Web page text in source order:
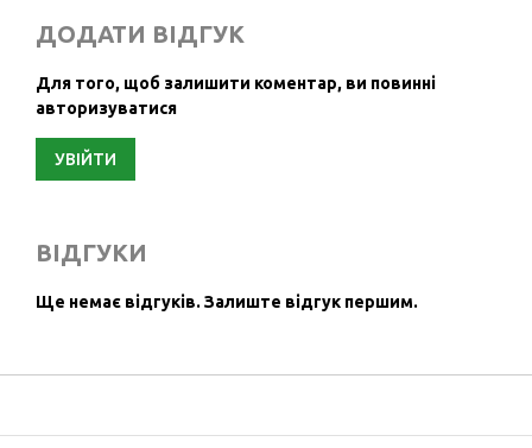
ДОДАТИ ВІДГУК
Для того, щоб залишити коментар, ви повинні
авторизуватися
УВІЙТИ
ВІДГУКИ
Ще немає відгуків. Залиште відгук першим.